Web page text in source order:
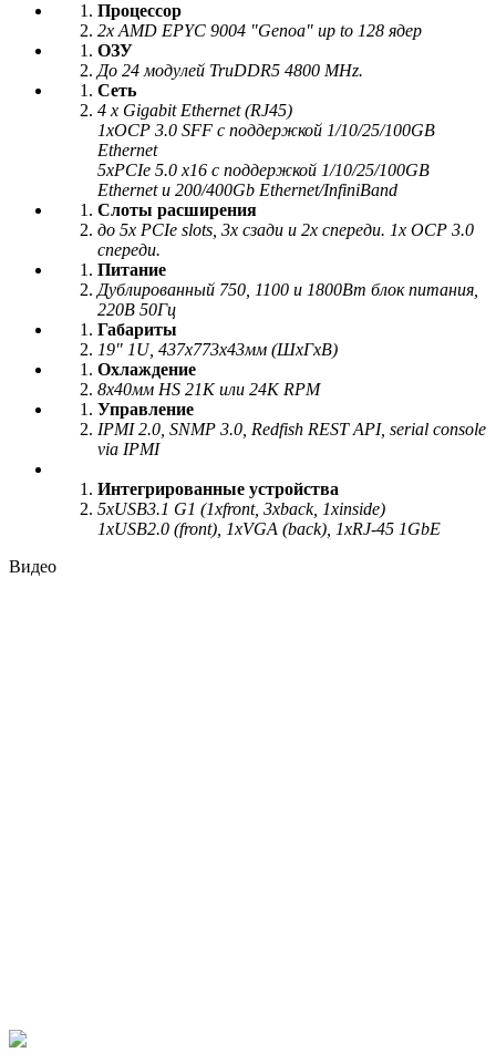
Процессор
2х AMD EPYC 9004 "Genoa" up to 128 ядер
ОЗУ
До 24 модулей TruDDR5 4800 MHz.
Сеть
4 x Gigabit Ethernet (RJ45)
1xOCP 3.0 SFF c поддержкой 1/10/25/100GB
Ethernet
5xPCIe 5.0 x16 c поддержкой 1/10/25/100GB
Ethernet и 200/400Gb Ethernet/InfiniBand
Слоты расширения
до 5x PCIe slots, 3x сзади и 2x спереди. 1x OCP 3.0
спереди.
Питание
Дублированный 750, 1100 и 1800Вт блок питания,
220В 50Гц
Габариты
19" 1U, 437х773х43мм (ШхГхВ)
Охлаждение
8x40мм HS 21K или 24K RPM
Управление
IPMI 2.0, SNMP 3.0, Redfish REST API, serial console
via IPMI
Интегрированные устройства
5xUSB3.1 G1 (1xfront, 3xback, 1xinside)
1xUSB2.0 (front), 1xVGA (back), 1xRJ-45 1GbE
Видео